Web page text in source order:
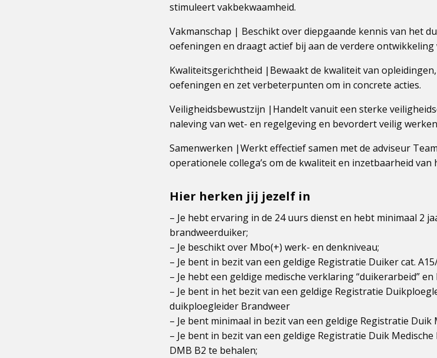
stimuleert vakbekwaamheid.
Vakmanschap | Beschikt over diepgaande kennis van het
oefeningen en draagt actief bij aan de verdere ontwikkeling
Kwaliteitsgerichtheid |Bewaakt de kwaliteit van
oefeningen en zet verbeterpunten om in concrete acties.
Veiligheidsbewustzijn |Handelt vanuit een sterke
naleving van wet- en regelgeving en bevordert veilig
Samenwerken |Werkt effectief samen met de adviseur
operationele collega’s om de kwaliteit en inzetbaarheid
Hier herken jij jezelf in
– Je hebt ervaring in de 24 uurs dienst en hebt minimaal 2
brandweerduiker;
– Je beschikt over Mbo(+) werk- en denkniveau;
– Je bent in bezit van een geldige Registratie Duiker cat.
– Je hebt een geldige medische verklaring “duikerarbeid” en
– Je bent in het bezit van een geldige Registratie
duikploegleider Brandweer
– Je bent minimaal in bezit van een geldige Registratie Duik
– Je bent in bezit van een geldige Registratie Duik
DMB B2 te behalen;